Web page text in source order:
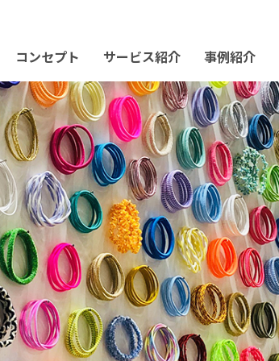
コンセプト サービス紹介 事例紹介